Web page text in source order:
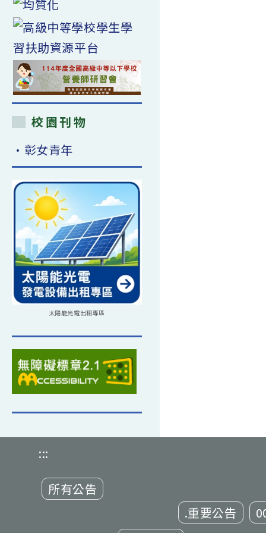
校園刊物
•彰女青年
太陽能光電出租專區
:::
所有公告
.重要公告